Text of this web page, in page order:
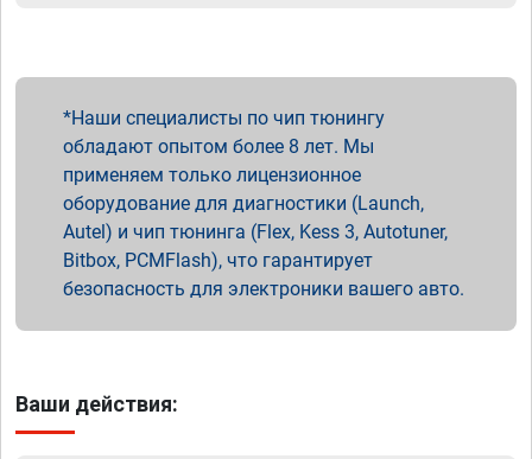
Наши специалисты по чип тюнингу
обладают опытом более 8 лет. Мы
применяем только лицензионное
оборудование для диагностики (Launch,
Autel) и чип тюнинга (Flex, Kess 3, Autotuner,
Bitbox, PCMFlash), что гарантирует
безопасность для электроники вашего авто.
Ваши действия: